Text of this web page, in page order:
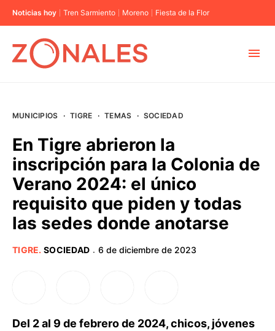
Noticias hoy Tren Sarmiento Moreno Fiesta de la Flor
BUENOS AIRES
PROVINCIAS
MUNICIPIOS · TIGRE · TEMAS · SOCIEDAD
En Tigre abrieron la
inscripción para la Colonia de
Verano 2024: el único
requisito que piden y todas
las sedes donde anotarse
TIGRE. SOCIEDAD · 6 de diciembre de 2023
Del 2 al 9 de febrero de 2024, chicos, jóvenes